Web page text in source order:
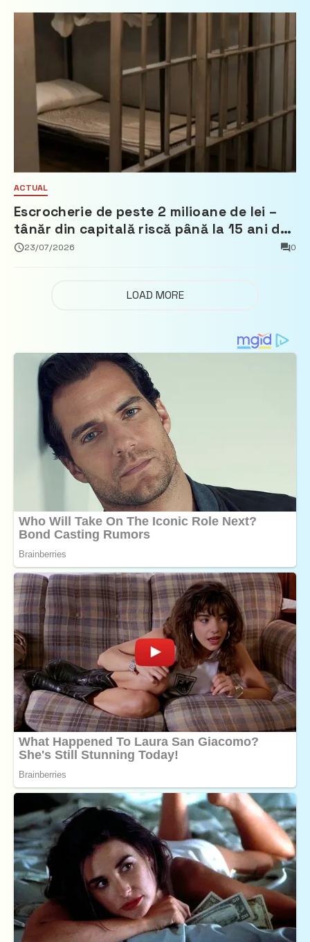
ACTUAL
Escrocherie de peste 2 milioane de lei –
tânăr din capitală riscă până la 15 ani de
închisoare
23/07/2026 0
LOAD MORE